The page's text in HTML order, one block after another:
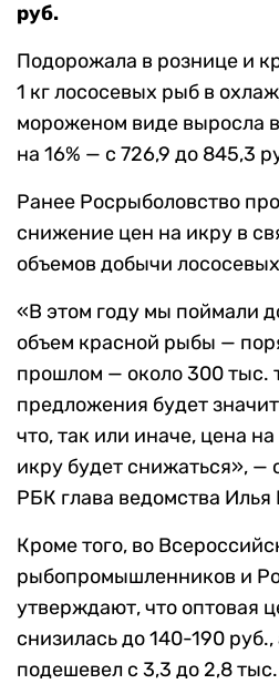
руб.
Подорожала в рознице и
1 кг лососевых рыб в
мороженом виде выросла
на 16% — с 726,9 до 845,3
Ранее Росрыболовство
снижение цен на икру в
объемов добычи
«В этом году мы поймали
объем красной рыбы —
прошлом — около 300 тыс.
предложения будет
что, так или иначе, цена
икру будет снижаться», —
РБК глава ведомства
Кроме того, во
рыбопромышленников и
утверждают, что оптовая
снизилась до 140-190
подешевел с 3,3 до 2,8